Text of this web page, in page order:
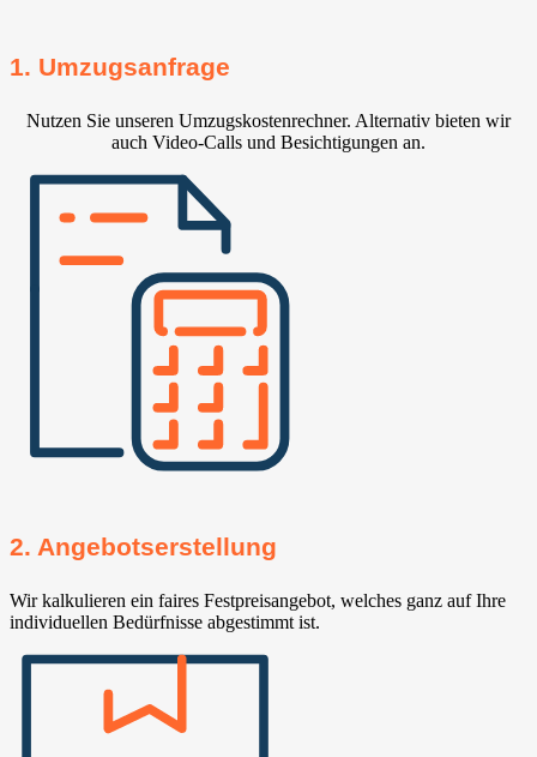
1. Umzugsanfrage
Nutzen Sie unseren Umzugskostenrechner. Alternativ bieten wir
auch Video-Calls und Besichtigungen an.
2. Angebotserstellung
Wir kalkulieren ein faires Festpreisangebot, welches ganz auf Ihre
individuellen Bedürfnisse abgestimmt ist.